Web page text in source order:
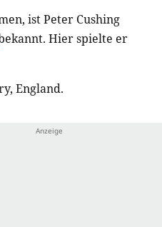
ist Peter Cushing
Hier spielte er
England.